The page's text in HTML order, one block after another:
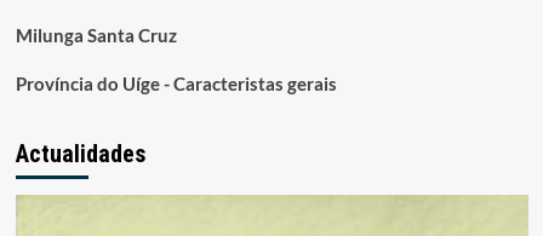
Milunga Santa Cruz
Província do Uíge - Caracteristas gerais
Actualidades